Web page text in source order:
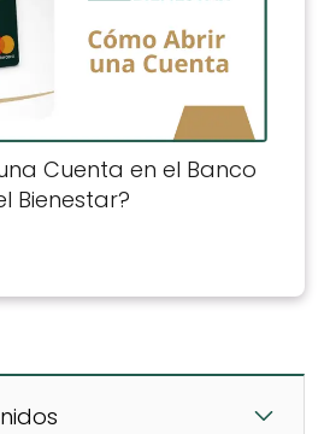
Cuenta en el Banco
Bienestar?